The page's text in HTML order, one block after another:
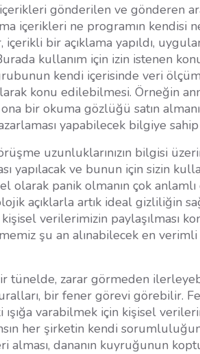
gönderilen ve gönderen
içerikleri ne programın kendisi
içerikli bir açıklama yapıldı,
kullanım için izin istenen
kendi içerisinde veri
konu edilebilmesi. Örneğin
ona bir okuma gözlüğü satın
yapabilecek bilgiye
uzunluklarınızın bilgisi
yapılacak ve bunun için sizin
olarak panik olmanın çok anlamlı
açıklarla artık ideal gizliliğin
verilerimizin paylaşılması
şu an alınabilecek en
bir tünelde, zarar görmeden
bir fener görevi görebilir.
ışığa varabilmek için kişisel
her şirketin kendi
alması, dananın kuyruğunun